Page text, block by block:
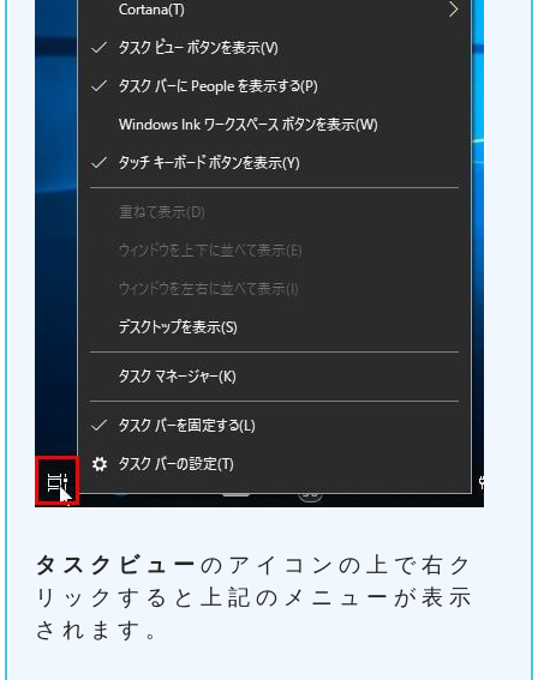
タスクビューのアイコンの上で右ク
リックすると上記のメニューが表示
されます。